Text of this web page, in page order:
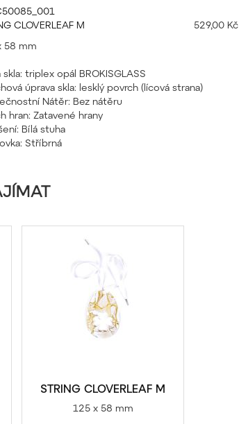
CLOVERLEAF M
529,00 Kč
58 mm
skla: triplex opál BROKISGLASS
úprava skla: lesklý povrch (lícová strana)
Nátěr: Bez nátěru
hran: Zatavené hrany
Bílá stuha
Stříbrná
STRING CLOVERLEAF M
125 x 58 mm